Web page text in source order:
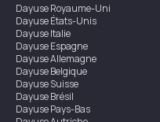
DayuseRoyaume-Uni
DayuseÉtats-Unis
DayuseItalie
DayuseEspagne
DayuseAllemagne
DayuseBelgique
DayuseSuisse
DayuseBrésil
DayusePays-Bas